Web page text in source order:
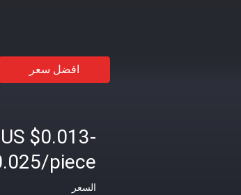
افضل سعر
US $0.013-
piece
السعر